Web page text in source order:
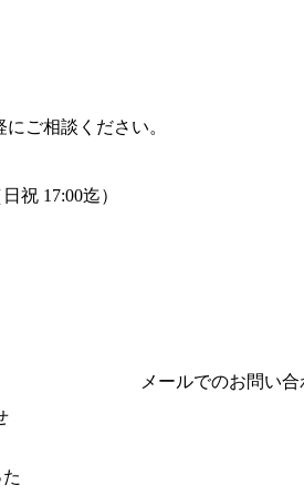
ご相談ください。
祝 17:00迄）
メールでのお問い合